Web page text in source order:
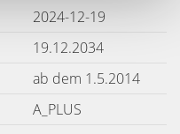
2024-12-19
19.12.2034
ab dem 1.5.2014
A_PLUS